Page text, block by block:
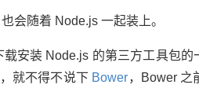
也会随着 Node.js 一起装上。
安装 Node.js 的第三方工具包的
就不得不说下 Bower，Bower 之